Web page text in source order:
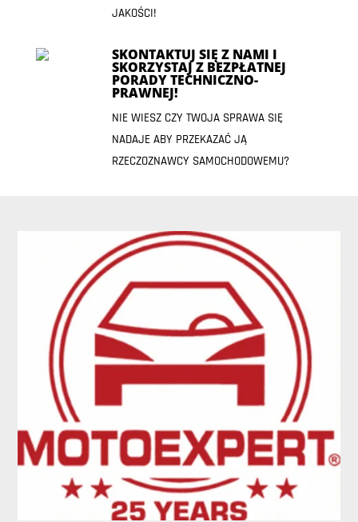
JAKOŚCI!
SKONTAKTUJ SIĘ Z NAMI I
SKORZYSTAJ Z BEZPŁATNEJ
PORADY TECHNICZNO-
PRAWNEJ!
NIE WIESZ CZY TWOJA SPRAWA SIĘ
NADAJE ABY PRZEKAZAĆ JĄ
RZECZOZNAWCY SAMOCHODOWEMU?